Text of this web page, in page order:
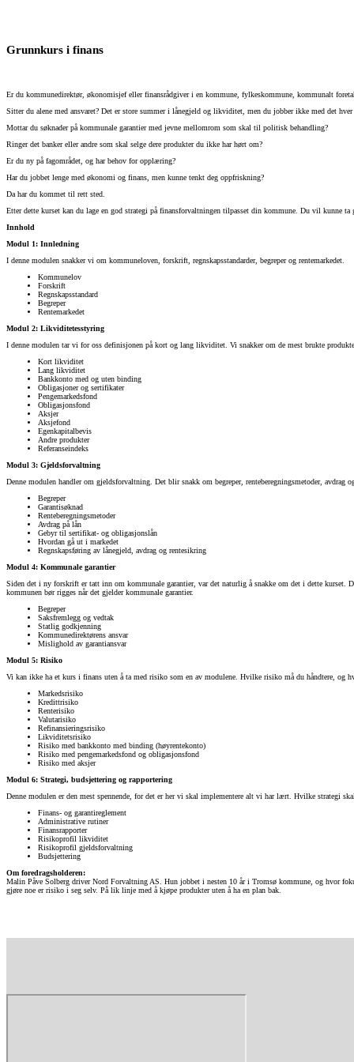
Grunnkurs i finans
Er du kommunedirektør, økonomisjef eller finansrådgiver i en kommune, fylkeskommune, kommunalt
Sitter du alene med ansvaret? Det er store summer i lånegjeld og likviditet, men du jobber ikke med det hver
Mottar du søknader på kommunale garantier med jevne mellomrom som skal til politisk behandling?
Ringer det banker eller andre som skal selge dere produkter du ikke har hørt om?
Er du ny på fagområdet, og har behov for opplæring?
Har du jobbet lenge med økonomi og finans, men kunne tenkt deg oppfriskning?
Da har du kommet til rett sted.
Etter dette kurset kan du lage en god strategi på finansforvaltningen tilpasset din kommune. Du vil kunne
Innhold
Modul 1: Innledning
I denne modulen snakker vi om kommuneloven, forskrift, regnskapsstandarder, begreper og rentemarkedet.
Kommunelov
Forskrift
Regnskapsstandard
Begreper
Rentemarkedet
Modul 2: Likviditetesstyring
I denne modulen tar vi for oss definisjonen på kort og lang likviditet. Vi snakker om de mest brukte
Kort likviditet
Lang likviditet
Bankkonto med og uten binding
Obligasjoner og sertifikater
Pengemarkedsfond
Obligasjonsfond
Aksjer
Aksjefond
Egenkapitalbevis
Andre produkter
Referanseindeks
Modul 3: Gjeldsforvaltning
Denne modulen handler om gjeldsforvaltning. Det blir snakk om begreper, renteberegningsmetoder,
Begreper
Garantisøknad
Renteberegningsmetoder
Avdrag på lån
Gebyr til sertifikat- og obligasjonslån
Hvordan gå ut i markedet
Regnskapsføring av lånegjeld, avdrag og rentesikring
Modul 4: Kommunale garantier
Siden det i ny forskrift er tatt inn om kommunale garantier, var det naturlig å snakke om det i dette
kommunen bør rigges når det gjelder kommunale garantier.
Begreper
Saksfremlegg og vedtak
Statlig godkjenning
Kommunedirektørens ansvar
Mislighold av garantiansvar
Modul 5: Risiko
Vi kan ikke ha et kurs i finans uten å ta med risiko som en av modulene. Hvilke risiko må du håndtere, og
Markedsrisiko
Kredittrisiko
Renterisiko
Valutarisiko
Refinansieringsrisiko
Likviditetsrisiko
Risiko med bankkonto med binding (høyrentekonto)
Risiko med pengemarkedsfond og obligasjonsfond
Risiko med aksjer
Modul 6: Strategi, budsjettering og rapportering
Denne modulen er den mest spennende, for det er her vi skal implementere alt vi har lært. Hvilke strategi
Finans- og garantireglement
Administrative rutiner
Finansrapporter
Risikoprofil likviditet
Risikoprofil gjeldsforvaltning
Budsjettering
Om foredragsholderen:
Malin Påve Solberg driver Nord Forvaltning AS. Hun jobbet i nesten 10 år i Tromsø kommune, og hvor
gjøre noe er risiko i seg selv. På lik linje med å kjøpe produkter uten å ha en plan bak.